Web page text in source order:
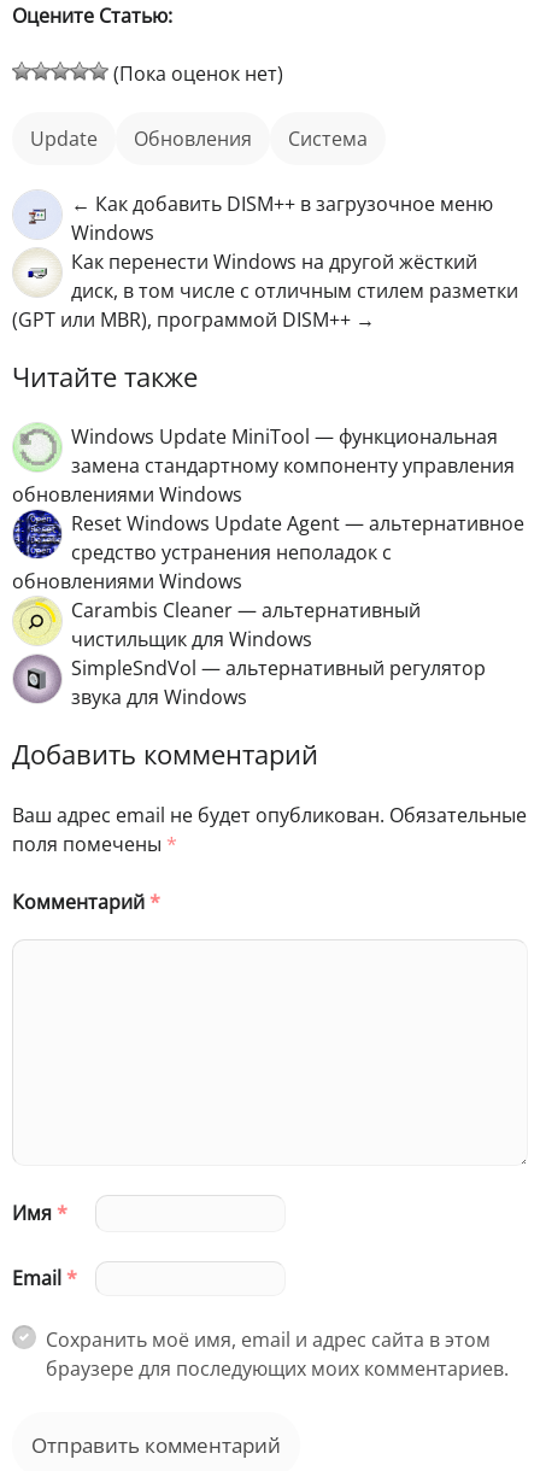
Оцените Статью:
(Пока оценок нет)
Update обновления Система
← Как добавить DISM++ в загрузочное меню
Windows
Как перенести Windows на другой жёсткий
диск, в том числе с отличным стилем разметки
(GPT или MBR), программой DISM++ →
Читайте также
Windows Uрdate MiniTool — функциональная
замена стандартному компоненту управления
обновлениями Windows
Reset Windows Uрdаte Agent — альтернативное
средство устранения неполадок с
обновлениями Windows
Carambis Cleaner — альтернативный
чистильщик для Windows
SimpleSndVol — альтернативный регулятор
звука для Windows
Добавить комментарий
Ваш адрес email не будет опубликован. Обязательные
поля помечены *
Комментарий*
Имя*
Email*
Сохранить моё имя, email и адрес сайта в этом
браузере для последующих моих комментариев.